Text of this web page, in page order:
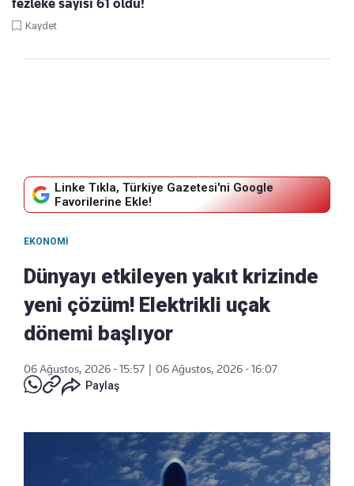
fezleke sayısı 61 oldu!
Kaydet
Linke Tıkla, Türkiye Gazetesi'ni Google
Favorilerine Ekle!
EKONOMI
Dünyayı etkileyen yakıt krizinde
yeni çözüm! Elektrikli uçak
dönemi başlıyor
06 Ağustos, 2026 - 15:57
06 Ağustos, 2026 - 16:07
Paylaş